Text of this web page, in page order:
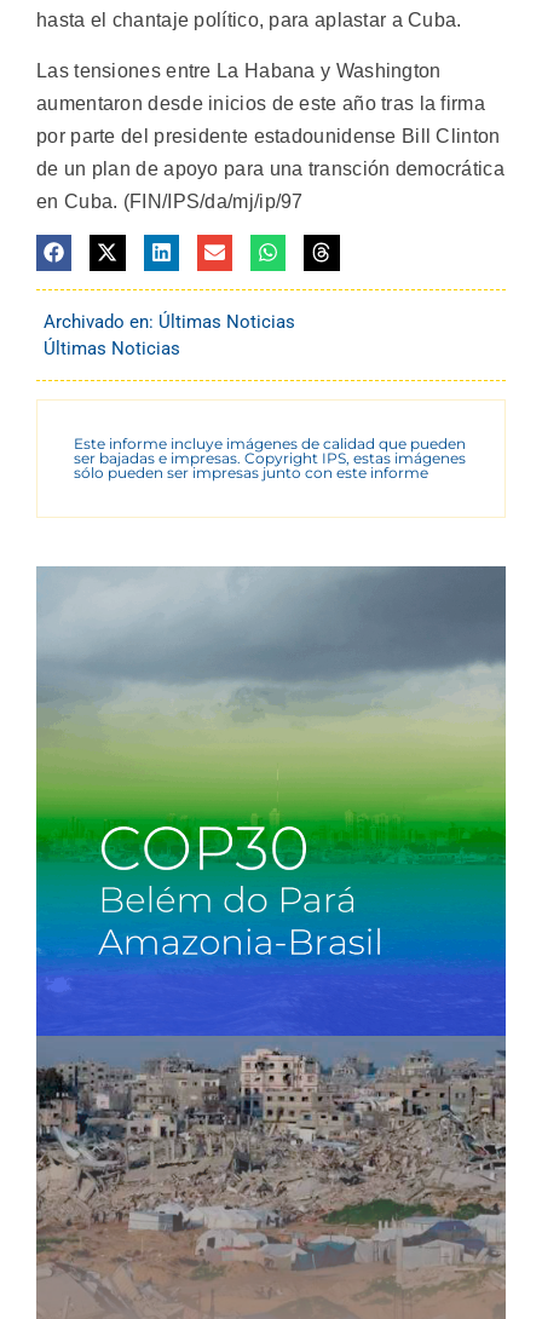
hasta el chantaje político, para aplastar a Cuba.
Las tensiones entre La Habana y Washington
aumentaron desde inicios de este año tras la firma
por parte del presidente estadounidense Bill Clinton
de un plan de apoyo para una transción democrática
en Cuba. (FIN/IPS/da/mj/ip/97
Archivado en: Últimas Noticias
Últimas Noticias
Este informe incluye imágenes de calidad que pueden
ser bajadas e impresas. Copyright IPS, estas imágenes
sólo pueden ser impresas junto con este informe